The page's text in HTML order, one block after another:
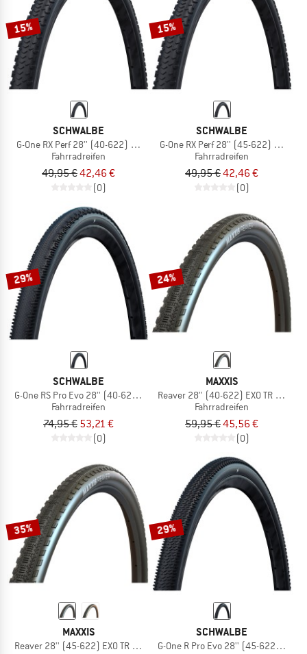
15%
SCHWALBE
G-One RX Perf 28'' (40-622) RaceGuard TLR
Fahrradreifen
49,95 €42,46 €
(0)
15%
SCHWALBE
G-One RX Perf 28'' (45-622)
Fahrradreifen
49,95 €42,46 €
(0)
29%
SCHWALBE
G-One RS Pro Evo 28'' (40-622) V-G TLR
Fahrradreifen
74,95 € 53,21 €
(0)
24%
MAXXIS
Reaver 28'' (40-622) EXO TR HYPR-X
Fahrradreifen
59,95 €45,56 €
(0)
35%
MAXXIS
Reaver 28'' (45-622) EXO TR HYPR-X
29%
SCHWALBE
G-One R Pro Evo 28'' (45-622) V-G